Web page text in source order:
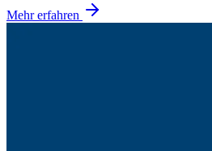
Mehr erfahren